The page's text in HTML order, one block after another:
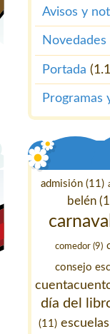
Avisos y
Portada
Programas
admisión (11)
belén
carnaval
comedor(9)
consejo
día del
(11)